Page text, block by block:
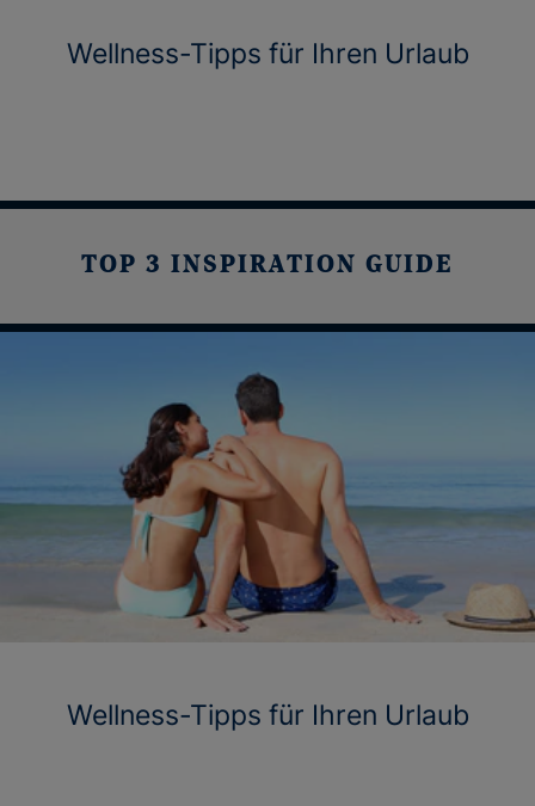
Wellness-Tipps für Ihren Urlaub
TOP 3 INSPIRATION GUIDE
Wellness-Tipps für Ihren Urlaub